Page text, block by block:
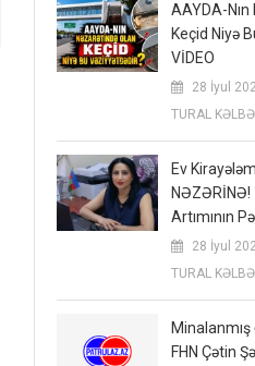
AAYDA-
Keçid Niyə
VİDEO
28 İyul
TURAL
Ev
NƏZƏRİNƏ!
Artımının
28 İyul
TURAL
FHN Çətin